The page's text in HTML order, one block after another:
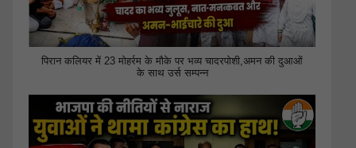
पिरान कलियर में 23 मोहर्रम के मौके पर भव्य चादरपोशी,अमन की दुआओं
के साथ उर्स सम्पन्न